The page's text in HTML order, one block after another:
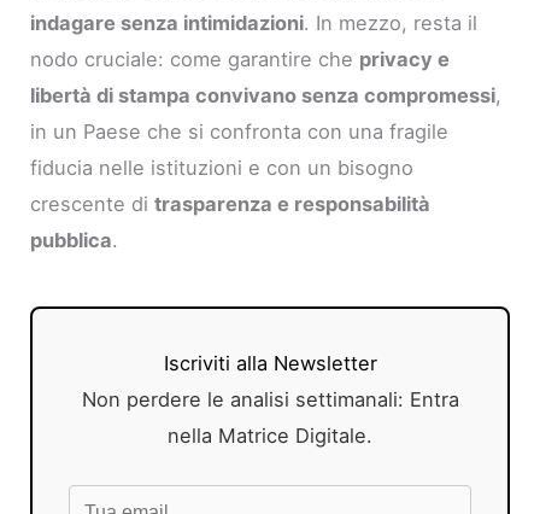
indagare senza intimidazioni. In mezzo, resta il
nodo cruciale: come garantire che privacy e
libertà di stampa convivano senza compromessi,
in un Paese che si confronta con una fragile
fiducia nelle istituzioni e con un bisogno
crescente ditrasparenza e responsabilità
pubblica.
Iscriviti alla Newsletter
Non perdere le analisi settimanali: Entra
nella Matrice Digitale.